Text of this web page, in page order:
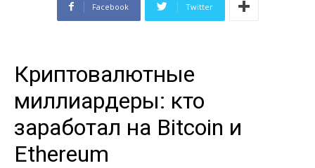
Facebook Twitter
Криптовалютные
миллиардеры: кто
заработал на Bitcoin и
Ethereum